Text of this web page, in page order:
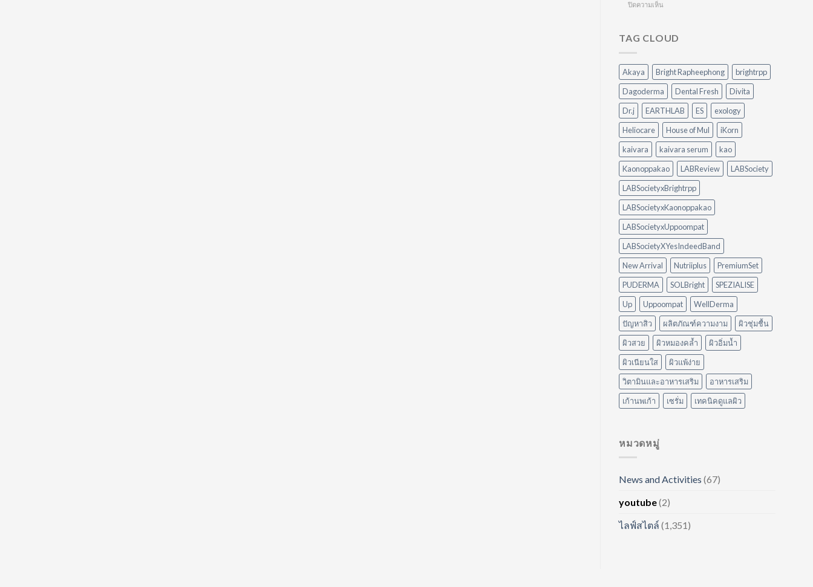
อะไร?
ยัง
วิธี
น้ำมัน
แบบ
ไม่
ต้อง
ออกแรง
ขัด
ปิดความเห็น
Spray
Diffuser
ต่าง
กัน
อย่างไร?
ใช้
อะไร
ดี
ให้
เหมาะ
กับ
บ้าน
ของ
คุณ
TAG CLOUD
Akaya Bright Rapheephong
brightrpp
Dagoderma
Dental Fresh
Divita
Dr.j
EARTHLAB ES
exology
Heliocare
House of Mul
iKorn
kaivara
kaivara serum
kao
Kaonoppakao
LABReview
LABSociety
LABSocietyxBrightrpp
LABSocietyxKaonoppakao
LABSocietyxUppoompat
LABSocietyXYesIndeedBand
New Arrival
Nutriiplus
PremiumSet
PUDERMA
SOLBright
SPEZIALISE
Up
Uppoompat
WellDerma
ปัญหาสิว
ผลิตภัณฑ์ความงาม
ผิวชุ่มชื้น
ผิวสวย
ผิวหมองคล้ำ
ผิวอิ่มน้ำ
ผิวเนียนใส
ผิวแพ้ง่าย
วิตามินและอาหารเสริม
อาหารเสริม
เก้านพเก้า
เซรั่ม เทคนิคดูแลผิว
หมวดหมู่
News and Activities (67)
youtube(2)
ไลฟ์สไตล์ (1,351)